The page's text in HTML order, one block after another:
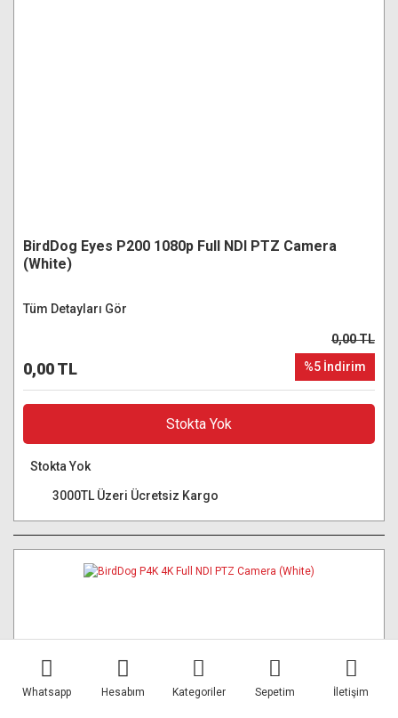
BirdDog Eyes P200 1080p Full NDI PTZ Camera
(White)
Tüm Detayları Gör
0,00 TL
0,00 TL
%5 İndirim
Stokta Yok
Stokta Yok
3000TL Üzeri Ücretsiz Kargo
Whatsapp Hesabım Kategoriler Sepetim İletişim